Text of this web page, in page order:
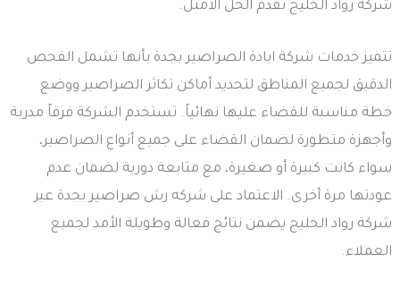
شركة رواد الخليج تقدم الحل الأمثل.
تتميز خدمات شركة ابادة الصراصير بجدة بأنها تشمل الفحص
الدقيق لجميع المناطق لتحديد أماكن تكاثر الصراصير ووضع
خطة مناسبة للقضاء عليها نهائياً. تستخدم الشركة فرقاً مدربة
وأجهزة متطورة لضمان القضاء على جميع أنواع الصراصير،
سواء كانت كبيرة أو صغيرة، مع متابعة دورية لضمان عدم
عودتها مرة أخرى. الاعتماد على شركه رش صراصير بجدة عبر
شركة رواد الخليج يضمن نتائج فعالة وطويلة الأمد لجميع
العملاء.